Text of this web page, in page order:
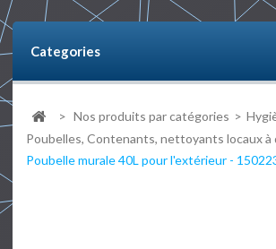
Categories
> Nos produits par catégories >
Poubelles, Contenants, nettoyants locaux à
Poubelle murale 40L pour l'extérieur -